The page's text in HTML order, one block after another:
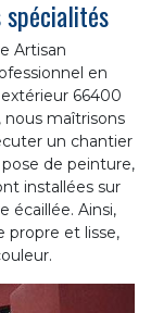
spécialités
Artisan
en
66400
maîtrisons
un chantier
de peinture,
installées sur
écaillée. Ainsi,
propre et lisse,